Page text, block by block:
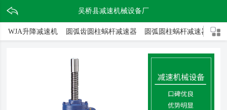
吴桥县减速机械设备厂
WJA升降减速机 圆弧齿圆柱蜗杆减速器 圆弧圆柱蜗杆减速器 二